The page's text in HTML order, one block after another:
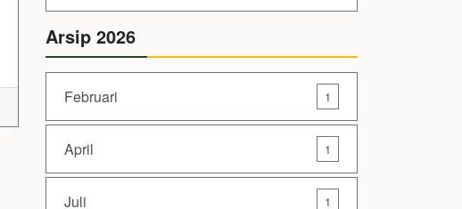
Arsip 2026
Februari 1
April 1
Juli 1